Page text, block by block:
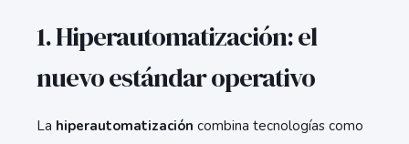
1. Hiperautomatización: el
nuevo estándar operativo
La hiperautomatización combina tecnologías como